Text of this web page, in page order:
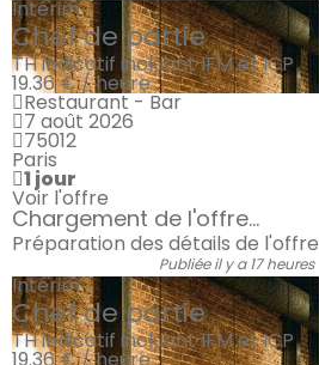
Intérim
Chef de partie
TH indicatif incluant IFM et ICP
19.36 € / heure
Restaurant - Bar
7 août 2026
75012
Paris
1 jour
Voir l'offre
Chargement de l'offre...
Préparation des détails de l'offre
Publiée il y a 17 heures
Intérim
Chef de partie
TH indicatif incluant IFM et ICP